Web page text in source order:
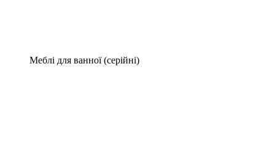
Меблі для ванної (серійні)